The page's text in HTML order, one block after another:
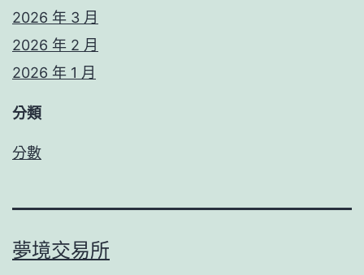
2026 年 3 月
2026 年 2 月
2026 年 1 月
分類
分數
夢境交易所